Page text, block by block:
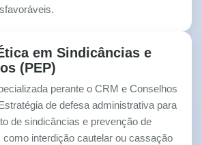
em Sindicâncias e
(PEP)
perante o CRM e Conselhos
de defesa administrativa para
de sindicâncias e prevenção de
como interdição cautelar ou cassação